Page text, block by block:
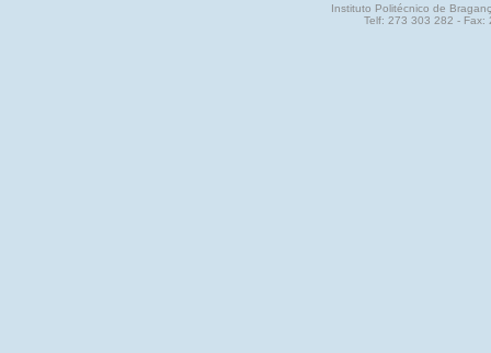
Instituto Politécnico de
Telf: 273 303 282 - Fax: